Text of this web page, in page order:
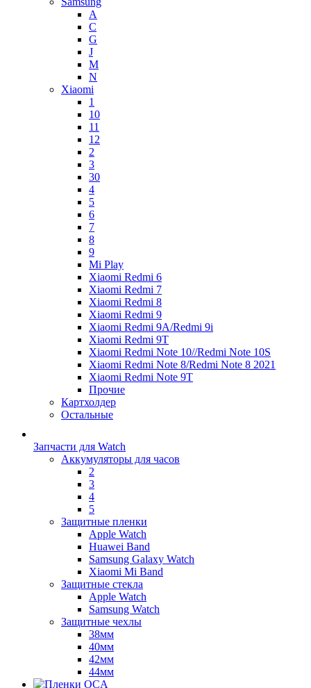
A
C
G
J
M
N
Xiaomi
1
10
11
12
2
3
30
4
5
6
7
8
9
Mi Play
Xiaomi Redmi 6
Xiaomi Redmi 7
Xiaomi Redmi 8
Xiaomi Redmi 9
Xiaomi Redmi 9A/Redmi 9i
Xiaomi Redmi 9T
Xiaomi Redmi Note 10//Redmi Note 10S
Xiaomi Redmi Note 8/Redmi Note 8 2021
Xiaomi Redmi Note 9T
Прочие
Картхолдер
Остальные
Запчасти для Watch
Аккумуляторы для часов
2
3
4
5
Защитные пленки
Apple Watch
Huawei Band
Samsung Galaxy Watch
Xiaomi Mi Band
Защитные стекла
Apple Watch
Samsung Watch
Защитные чехлы
38мм
40мм
42мм
44мм